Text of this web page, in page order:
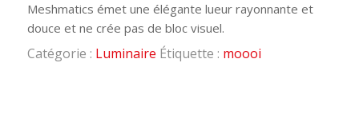
Meshmatics émet une élégante lueur rayonnante et
douce et ne crée pas de bloc visuel.
Catégorie : Luminaire Étiquette : moooi